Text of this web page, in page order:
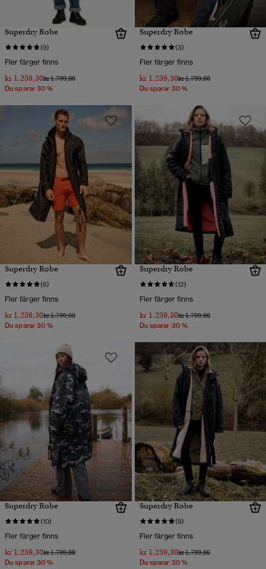
Superdry Robe
(9)
Fler färger finns
kr 1.259,30Pris reducerat från
kr 1.799,00till
Du sparar 30 %
Superdry Robe
(3)
Fler färger finns
kr 1.259,30Pris reducerat från
kr 1.799,00till
Du sparar 30 %
Superdry Robe
(6)
Fler färger finns
kr 1.259,30Pris reducerat från
kr 1.799,00till
Du sparar 30 %
Superdry Robe
(12)
Fler färger finns
kr 1.259,30Pris reducerat från
kr 1.799,00till
Du sparar 30 %
Superdry Robe
(10)
Fler färger finns
kr 1.259,30Pris reducerat från
kr 1.799,00till
Du sparar 30 %
Superdry Robe
(9)
Fler färger finns
kr 1.259,30Pris reducerat från
kr 1.799,00till
Du sparar 30 %